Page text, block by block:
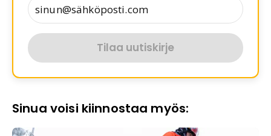
Tilaa uutiskirje
Sinua voisi kiinnostaa myös: